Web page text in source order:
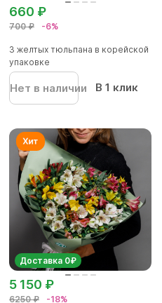
700 ₽ -6%
660 ₽
3 желтых тюльпана в корейской
упаковке
Нет в наличии В 1 клик
Доставка 0₽
6250 ₽ -18%
5 150 ₽